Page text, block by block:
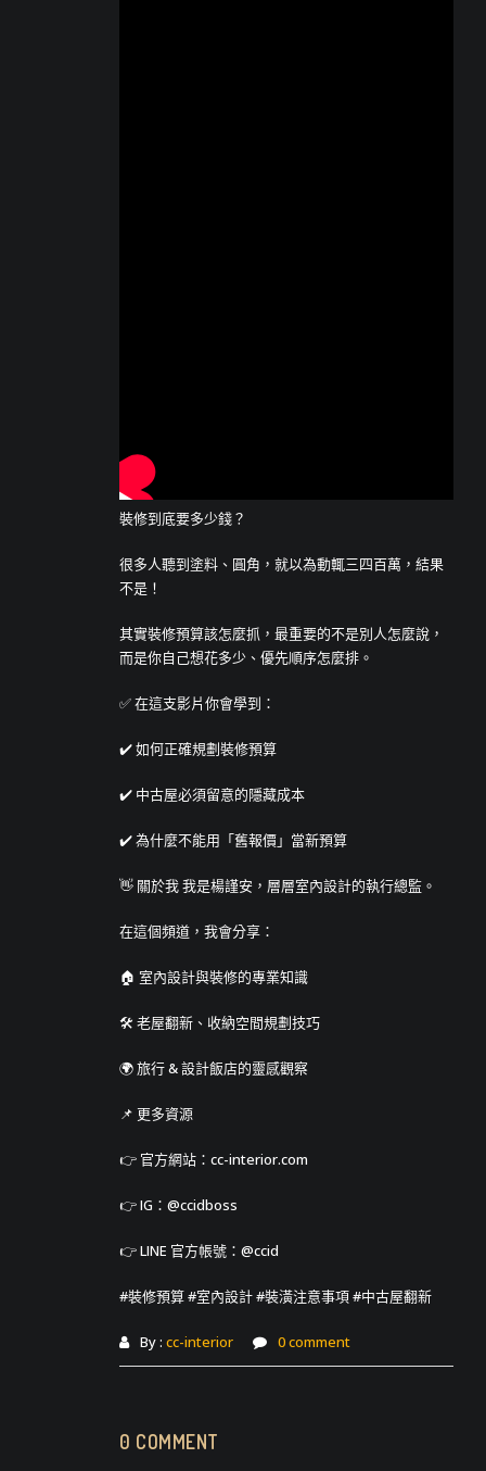
裝修到底要多少錢？
很多人聽到塗料、圓角，就以為動輒三四百萬，結果
不是！
其實裝修預算該怎麼抓，最重要的不是別人怎麼說，
而是你自己想花多少、優先順序怎麼排。
✅ 在這支影片你會學到：
✔️ 如何正確規劃裝修預算
✔️ 中古屋必須留意的隱藏成本
✔️ 為什麼不能用「舊報價」當新預算
👋 關於我 我是楊謹安，層層室內設計的執行總監。
在這個頻道，我會分享：
🏠 室內設計與裝修的專業知識
🛠 老屋翻新、收納空間規劃技巧
🌍 旅行 & 設計飯店的靈感觀察
📌 更多資源
👉 官方網站：cc-interior.com
👉 IG：@ccidboss
👉 LINE 官方帳號：@ccid
#裝修預算 #室內設計 #裝潢注意事項 #中古屋翻新
By : cc-interior 0 comment
0 COMMENT